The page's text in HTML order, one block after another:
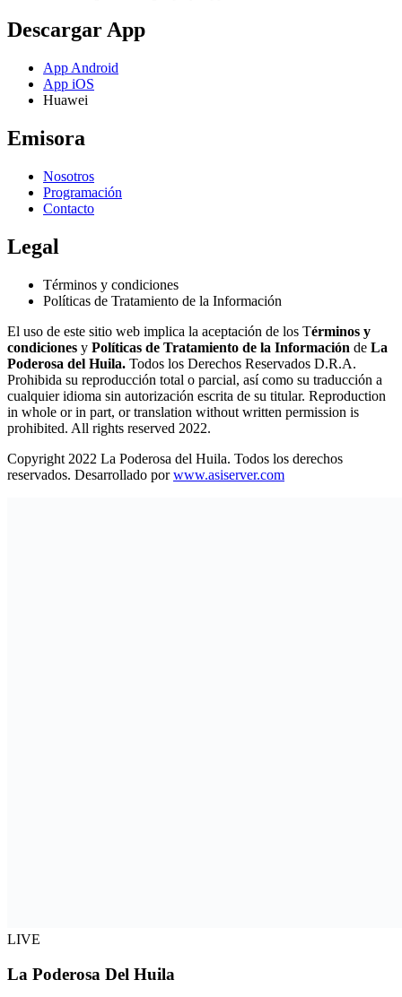
Descargar App
App Android
App iOS
Huawei
Emisora
Nosotros
Programación
Contacto
Legal
Términos y condiciones
Políticas de Tratamiento de la Información
El uso de este sitio web implica la aceptación de los Términos y
condiciones y Políticas de Tratamiento de la Información de La
Poderosa del Huila. Todos los Derechos Reservados D.R.A.
Prohibida su reproducción total o parcial, así como su traducción a
cualquier idioma sin autorización escrita de su titular. Reproduction
in whole or in part, or translation without written permission is
prohibited. All rights reserved 2022.
Copyright 2022 La Poderosa del Huila. Todos los derechos
reservados. Desarrollado porwww.asiserver.com
LIVE
La Poderosa Del Huila